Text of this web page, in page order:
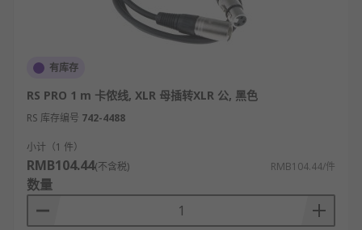
支持幻象供电：可给电容麦克风传输48V幻象电
源，一机一线。
正反兼容：卡侬头不分方向，插接方便，使用
简单快捷。
卡侬线的类型
平衡卡侬线：具有两根导线，用于传输信号，
具有抗噪声干扰的优点。
非平衡卡侬线：只有一根导线，用于传输信
号，通常用于较短距离的信号传输。
有库存
RS PRO 1 m 卡侬线, XLR 母插转XLR 公, 黑色
RS 库存编号 742-4488
小计（1 件）
RMB104.44(不含税) RMB104.44/件
数量